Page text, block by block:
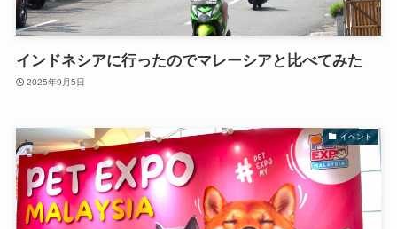
インドネシアに行ったのでマレーシアと比べてみた
2025年9月5日
イベント